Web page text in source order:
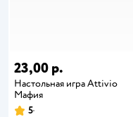
23,00 р.
Настольная игра Attivio
Мафия
5